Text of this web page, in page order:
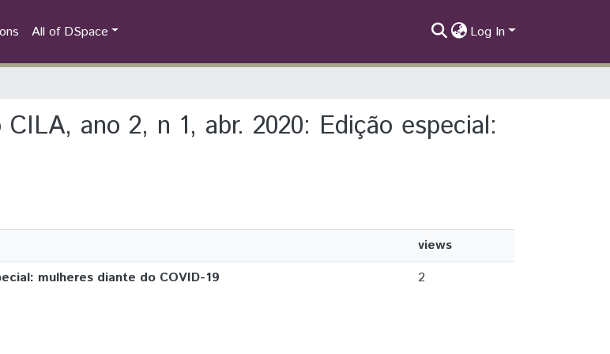
All of DSpace Log In
ano 2, n 1, abr. 2020: Edição especial:
views
mulheres diante do COVID-19
2